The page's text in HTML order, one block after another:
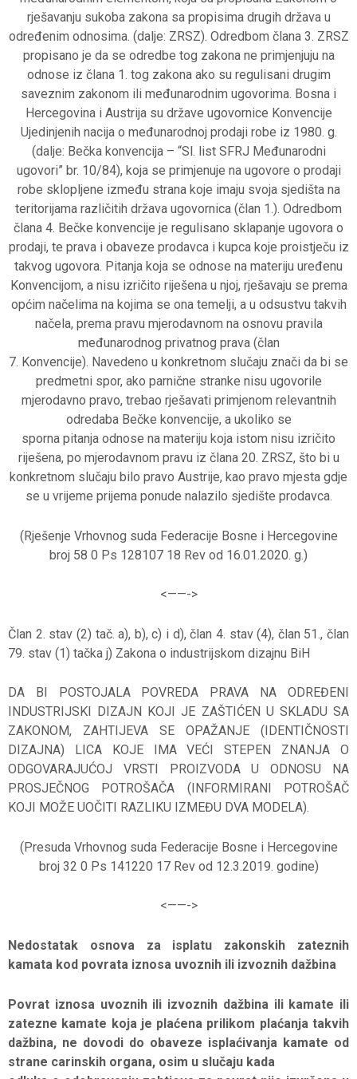
rješavanju sukoba zakona sa propisima drugih država u
određenim odnosima. (dalje: ZRSZ). Odredbom člana 3. ZRSZ
propisano je da se odredbe tog zakona ne primjenjuju na
odnose iz člana 1. tog zakona ako su regulisani drugim
saveznim zakonom ili međunarodnim ugovorima. Bosna i
Hercegovina i Austrija su države ugovornice Konvencije
Ujedinjenih nacija o međunarodnoj prodaji robe iz 1980. g.
(dalje: Bečka konvencija – “Sl. list SFRJ Međunarodni
ugovori” br. 10/84), koja se primjenuje na ugovore o prodaji
robe sklopljene između strana koje imaju svoja sjedišta na
teritorijama različitih država ugovornica (član 1.). Odredbom
člana 4. Bečke konvencije je regulisano sklapanje ugovora o
prodaji, te prava i obaveze prodavca i kupca koje proistječu iz
takvog ugovora. Pitanja koja se odnose na materiju uređenu
Konvencijom, a nisu izričito riješena u njoj, rješavaju se prema
općim načelima na kojima se ona temelji, a u odsustvu takvih
načela, prema pravu mjerodavnom na osnovu pravila
međunarodnog privatnog prava (član
7. Konvencije). Navedeno u konkretnom slučaju znači da bi se
predmetni spor, ako parnične stranke nisu ugovorile
mjerodavno pravo, trebao rješavati primjenom relevantnih
odredaba Bečke konvencije, a ukoliko se
sporna pitanja odnose na materiju koja istom nisu izričito
riješena, po mjerodavnom pravu iz člana 20. ZRSZ, što bi u
konkretnom slučaju bilo pravo Austrije, kao pravo mjesta gdje
se u vrijeme prijema ponude nalazilo sjedište prodavca.
(Rješenje Vrhovnog suda Federacije Bosne i Hercegovine
broj 58 0 Ps 128107 18 Rev od 16.01.2020. g.)
<——->
Član 2. stav (2) tač. a), b), c) i d), član 4. stav (4), član 51., član
79. stav (1) tačka j) Zakona o industrijskom dizajnu BiH
DA BI POSTOJALA POVREDA PRAVA NA ODREĐENI
INDUSTRIJSKI DIZAJN KOJI JE ZAŠTIĆEN U SKLADU SA
ZAKONOM, ZAHTIJEVA SE OPAŽANJE (IDENTIČNOSTI
DIZAJNA) LICA KOJE IMA VEĆI STEPEN ZNANJA O
ODGOVARAJUĆOJ VRSTI PROIZVODA U ODNOSU NA
PROSJEČNOG POTROŠAČA (INFORMIRANI POTROŠAČ
KOJI MOŽE UOČITI RAZLIKU IZMEĐU DVA MODELA).
(Presuda Vrhovnog suda Federacije Bosne i Hercegovine
broj 32 0 Ps 141220 17 Rev od 12.3.2019. godine)
<——->
Nedostatak osnova za isplatu zakonskih zateznih
kamata kod povrata iznosa uvoznih ili izvoznih dažbina
Povrat iznosa uvoznih ili izvoznih dažbina ili kamate ili
zatezne kamate koja je plaćena prilikom plaćanja takvih
dažbina, ne dovodi do obaveze isplaćivanja kamate od
strane carinskih organa, osim u slučaju kada